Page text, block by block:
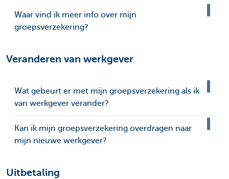
Waar vind ik meer info over mijn
groepsverzekering?
Veranderen van werkgever
Wat gebeurt er met mijn groepsverzekering als ik
van werkgever verander?
Kan ik mijn groepsverzekering overdragen naar
mijn nieuwe werkgever?
Uitbetaling